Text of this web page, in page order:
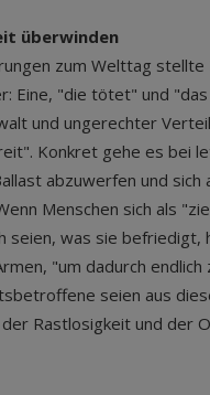
überwinden
zum Welttag
Eine, "die tötet" und
und ungerechter
Konkret gehe es bei
abzuwerfen und sich
Menschen sich als
seien, was sie
"um dadurch
seien aus
Rastlosigkeit und der